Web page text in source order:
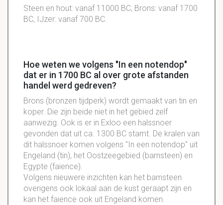
Steen en hout: vanaf 11000 BC, Brons: vanaf 1700
BC, IJzer: vanaf 700 BC.
Hoe weten we volgens "In een notendop"
dat er in 1700 BC al over grote afstanden
handel werd gedreven?
Brons (bronzen tijdperk) wordt gemaakt van tin en
koper. Die zijn beide niet in het gebied zelf
aanwezig. Ook is er in Exloo een halssnoer
gevonden dat uit ca. 1300 BC stamt. De kralen van
dit halssnoer komen volgens "In een notendop" uit
Engeland (tin), het Oostzeegebied (barnsteen) en
Egypte (faience).
Volgens nieuwere inzichten kan het barnsteen
overigens ook lokaal aan de kust geraapt zijn en
kan het faience ook uit Engeland komen.